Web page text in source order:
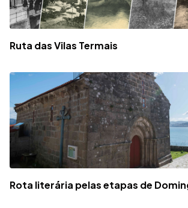
Ruta das Vilas Termais
Rota literária pelas etapas de